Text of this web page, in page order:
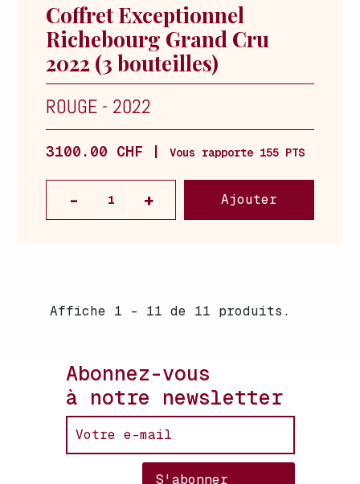
Coffret Exceptionnel
Richebourg Grand Cru
2022 (3 bouteilles)
ROUGE - 2022
3100.00 CHF | Vous rapporte 155 PTS
Ajouter
Affiche 1 - 11 de 11 produits.
Abonnez-vous
à notre newsletter